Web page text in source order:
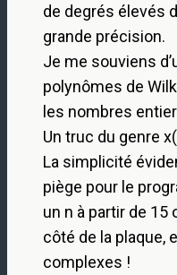
de degrés élevés
grande précision.
Je me souviens
polynômes de
les nombres
Un truc du genre
La simplicité
piège pour le
un n à partir de 15
côté de la plaque,
complexes !